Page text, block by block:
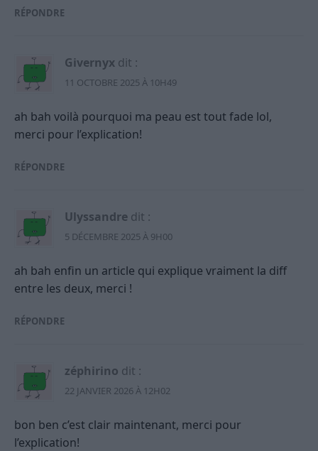
RÉPONDRE
Givernyx dit :
11 OCTOBRE 2025 À 10H49
ah bah voilà pourquoi ma peau est tout fade lol,
merci pour l’explication!
RÉPONDRE
Ulyssandre dit :
5 DÉCEMBRE 2025 À 9H00
ah bah enfin un article qui explique vraiment la diff
entre les deux, merci !
RÉPONDRE
zéphirino dit :
22 JANVIER 2026 À 12H02
bon ben c’est clair maintenant, merci pour
l’explication!